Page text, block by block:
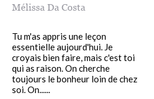
Mélissa Da Costa
Tu m'as appris une leçon
essentielle aujourd'hui. Je
croyais bien faire, mais c'est toi
qui as raison. On cherche
toujours le bonheur loin de chez
soi. On......